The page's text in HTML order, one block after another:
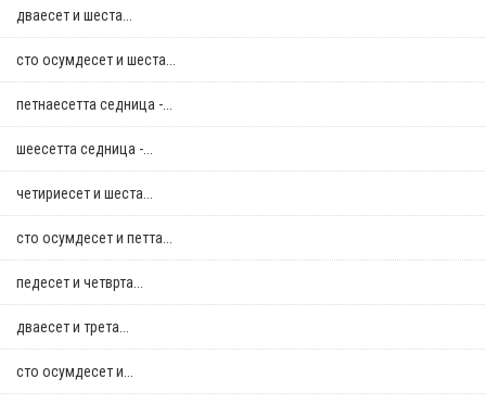
дваесет и шеста...
сто осумдесет и шеста...
петнаесетта седница -...
шеесетта седница -...
четириесет и шеста...
сто осумдесет и петта...
педесет и четврта...
дваесет и трета...
сто осумдесет и...